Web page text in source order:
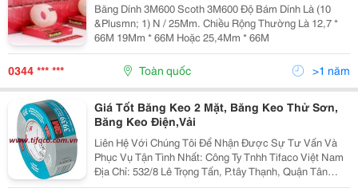
Băng Dính 3M600 Scoth 3M600 Độ Bám Dính Là (10
&Plusmn; 1) N / 25Mm. Chiều Rộng Thường Là 12,7 *
66M 19Mm * 66M Hoặc 25,4Mm * 66M
0344 *** *** Toàn quốc >1 năm
Giá Tốt Băng Keo 2 Mặt, Băng Keo Thử Sơn,
Băng Keo Điện,Vải
Liên Hệ Với Chúng Tôi Để Nhận Được Sự Tư Vấn Và
Phục Vụ Tận Tình Nhất: Công Ty Tnhh Tifaco Việt Nam
Địa Chỉ: 532/8 Lê Trọng Tấn, P.tây Thạnh, Quận Tân
Phú,Tp.hồ Chí Minh Email: Info@Tifaco.com Website: